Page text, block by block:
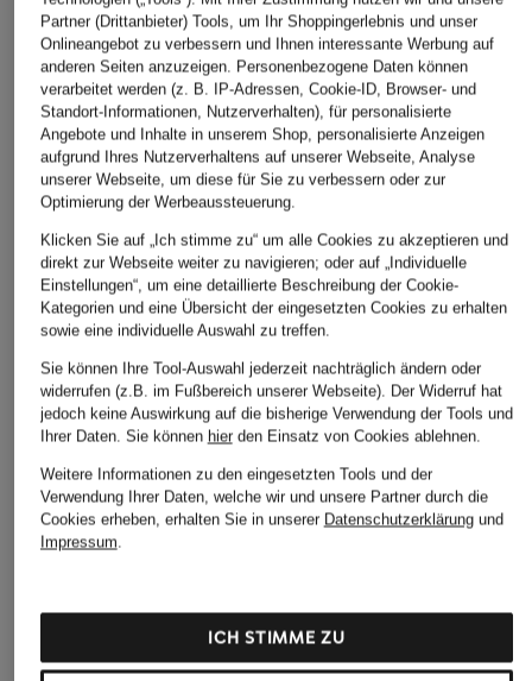
+Aktionsrabatt
JOOP!
Kleid DIDO mit 3/4-
Arm
182,99 €
Bestpreis:164,69 €
Ursprünglich:229,95 €
+Aktionsrabatt
Backstage
Leinenkleid ALBANO
mit 3/4-Arm
189,99 €
Bestpreis: 161,49 €
Ursprünglich:219,99 €
lilienfels
Leinenkleid mit 3/
Arm
109,99 €
Bestpreis:98,99 €
Ursprünglich:139,99 €
Partner (Drittanbieter) Tools, um Ihr Shoppingerlebnis und unser
Onlineangebot zu verbessern und Ihnen interessante Werbung auf
anderen Seiten anzuzeigen. Personenbezogene Daten können
verarbeitet werden (z. B. IP-Adressen, Cookie-ID, Browser- und
Standort-Informationen, Nutzerverhalten), für personalisierte
Angebote und Inhalte in unserem Shop, personalisierte Anzeigen
aufgrund Ihres Nutzerverhaltens auf unserer Webseite, Analyse
unserer Webseite, um diese für Sie zu verbessern oder zur
Optimierung der Werbeaussteuerung.
Klicken Sie auf „Ich stimme zu“ um alle Cookies zu akzeptieren und
direkt zur Webseite weiter zu navigieren; oder auf „Individuelle
Einstellungen“, um eine detaillierte Beschreibung der Cookie-
Kategorien und eine Übersicht der eingesetzten Cookies zu erhalten
sowie eine individuelle Auswahl zu treffen.
Sie können Ihre Tool-Auswahl jederzeit nachträglich ändern oder
widerrufen (z.B. im Fußbereich unserer Webseite). Der Widerruf hat
jedoch keine Auswirkung auf die bisherige Verwendung der Tools und
Ihrer Daten. Sie können hierden Einsatz von Cookies ablehnen.
Weitere Informationen zu den eingesetzten Tools und der
Verwendung Ihrer Daten, welche wir und unsere Partner durch die
Cookies erheben, erhalten Sie in unserer Datenschutzerklärungund
Impressum.
ICH STIMME ZU